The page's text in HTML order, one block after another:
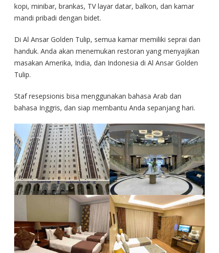
kopi, minibar, brankas, TV layar datar, balkon, dan kamar
mandi pribadi dengan bidet.
Di Al Ansar Golden Tulip, semua kamar memiliki seprai dan
handuk. Anda akan menemukan restoran yang menyajikan
masakan Amerika, India, dan Indonesia di Al Ansar Golden
Tulip.
Staf resepsionis bisa menggunakan bahasa Arab dan
bahasa Inggris, dan siap membantu Anda sepanjang hari.